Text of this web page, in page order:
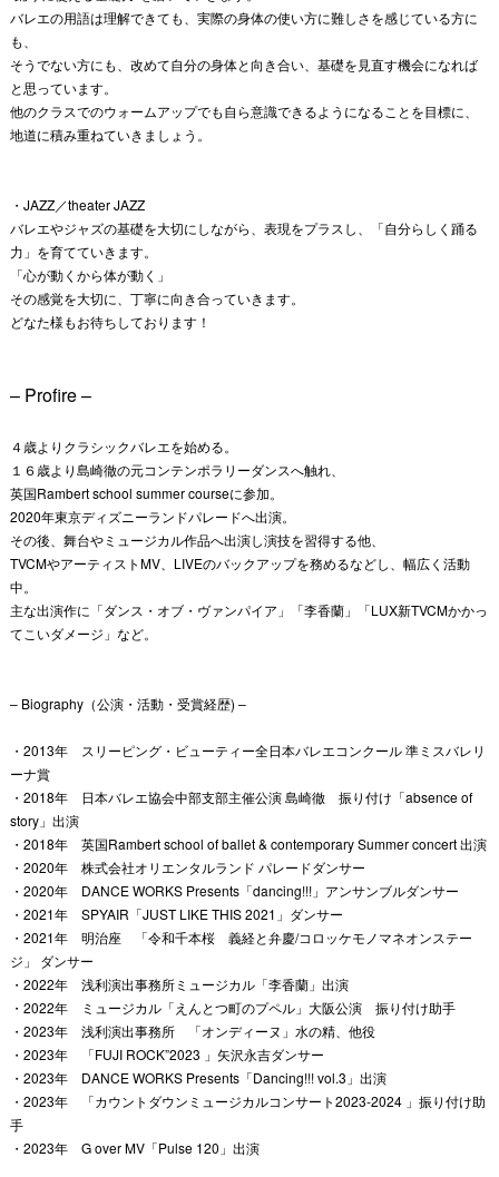
バレエの用語は理解できても、実際の身体の使い方に難しさを感じている方に
も、
そうでない方にも、改めて自分の身体と向き合い、基礎を見直す機会になれば
と思っています。
他のクラスでのウォームアップでも自ら意識できるようになることを目標に、
地道に積み重ねていきましょう。
・JAZZ／theater JAZZ
バレエやジャズの基礎を大切にしながら、表現をプラスし、「自分らしく踊る
力」を育てていきます。
「心が動くから体が動く」
その感覚を大切に、丁寧に向き合っていきます。
どなた様もお待ちしております！
– Profire –
４歳よりクラシックバレエを始める。
１６歳より島崎徹の元コンテンポラリーダンスへ触れ、
英国Rambert school summer courseに参加。
2020年東京ディズニーランドパレードへ出演。
その後、舞台やミュージカル作品へ出演し演技を習得する他、
TVCMやアーティストMV、LIVEのバックアップを務めるなどし、幅広く活動
中。
主な出演作に「ダンス・オブ・ヴァンパイア」「李香蘭」「LUX新TVCMかかっ
てこいダメージ」など。
– Biography（公演・活動・受賞経歴) –
・2013年 スリーピング・ビューティー全日本バレエコンクール 準ミスバレリ
ーナ賞
・2018年 日本バレエ協会中部支部主催公演 島崎徹 振り付け「absence of
story」出演
・2018年 英国Rambert school of ballet & contemporary Summer concert 出演
・2020年 株式会社オリエンタルランド パレードダンサー
・2020年 DANCE WORKS Presents「dancing!!!」アンサンブルダンサー
・2021年 SPYAIR「JUST LIKE THIS 2021」ダンサー
・2021年 明治座 「令和千本桜 義経と弁慶/コロッケモノマネオンステー
ジ」 ダンサー
・2022年 浅利演出事務所ミュージカル「李香蘭」出演
・2022年 ミュージカル「えんとつ町のプペル」大阪公演 振り付け助手
・2023年 浅利演出事務所 「オンディーヌ」水の精、他役
・2023年 「FUJI ROCK”2023 」矢沢永吉ダンサー
・2023年 DANCE WORKS Presents「Dancing!!! vol.3」出演
・2023年 「カウントダウンミュージカルコンサート2023-2024 」振り付け助
手
・2023年 G over MV「Pulse 120」出演